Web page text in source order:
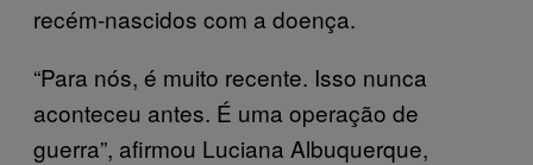
recém-nascidos com a doença.
“Para nós, é muito recente. Isso nunca
aconteceu antes. É uma operação de
guerra”, afirmou Luciana Albuquerque,